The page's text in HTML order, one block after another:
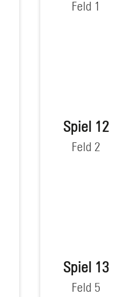
Feld 1
Spiel 12
Feld 2
Spiel 13
Feld 5